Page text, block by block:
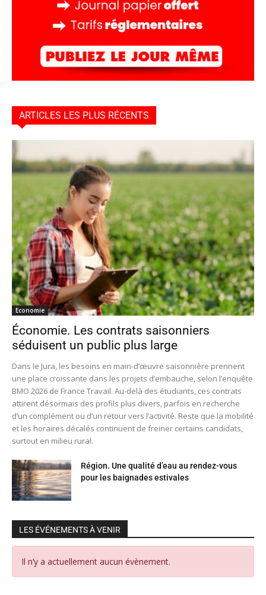
ARTICLES LES PLUS RÉCENTS
Economie
Économie. Les contrats saisonniers
séduisent un public plus large
Dans le Jura, les besoins en main-d’œuvre saisonnière prennent
une place croissante dans les projets d’embauche, selon l’enquête
BMO 2026 de France Travail. Au-delà des étudiants, ces contrats
attirent désormais des profils plus divers, parfois en recherche
d’un complément ou d’un retour vers l’activité. Reste que la mobilité
et les horaires décalés continuent de freiner certains candidats,
surtout en milieu rural.
Région. Une qualité d’eau au rendez-vous
pour les baignades estivales
LES ÉVÉNEMENTS À VENIR
Il n’y a actuellement aucun évènement.